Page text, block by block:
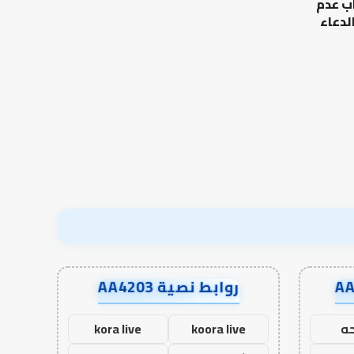
الرحالة
جمس
روابط نصية AA4203
koora live
kora live